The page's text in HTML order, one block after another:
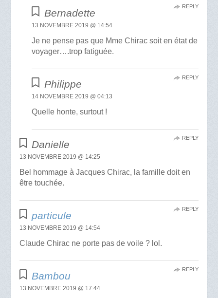
Bernadette
13 NOVEMBRE 2019 @ 14:54
Je ne pense pas que Mme Chirac soit en état de
voyager….trop fatiguée.
REPLY
Philippe
14 NOVEMBRE 2019 @ 04:13
Quelle honte, surtout !
REPLY
Danielle
13 NOVEMBRE 2019 @ 14:25
Bel hommage à Jacques Chirac, la famille doit en
être touchée.
REPLY
particule
13 NOVEMBRE 2019 @ 14:54
Claude Chirac ne porte pas de voile ? lol.
REPLY
Bambou
13 NOVEMBRE 2019 @ 17:44
REPLY